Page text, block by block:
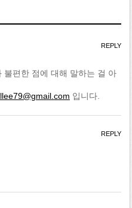
불편한 점에 대해 말하는 걸 아
입니다.
REPLY
REPLY